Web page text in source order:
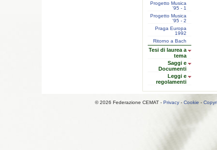
Progetto Musica
'95 - 1
Progetto Musica
'95 - 2
Praga Europa
1992
Ritorno a Bach
Tesi di laurea a
tema
Saggi e
Documenti
Leggi e
regolamenti
© 2026 Federazione CEMAT - Privacy- Cookie -